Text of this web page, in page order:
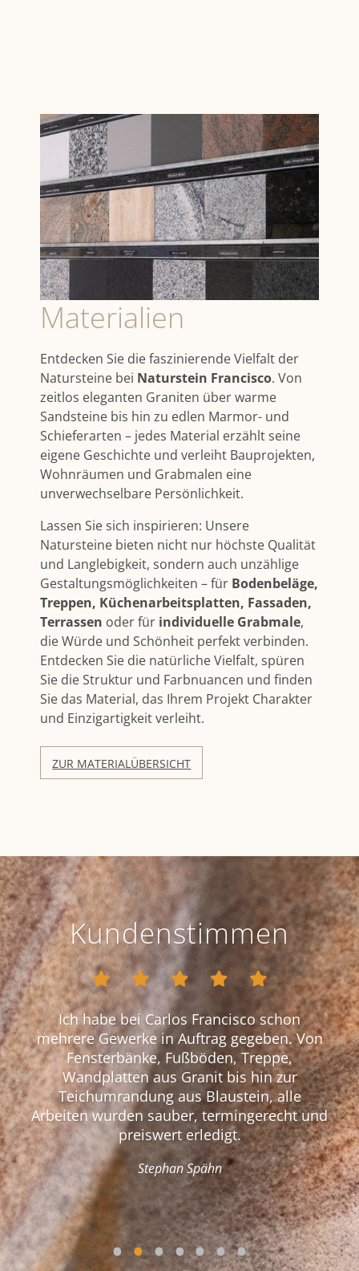
Materialien
Entdecken Sie die faszinierende Vielfalt der
Natursteine bei Naturstein Francisco. Von
zeitlos eleganten Graniten über warme
Sandsteine bis hin zu edlen Marmor- und
Schieferarten – jedes Material erzählt seine
eigene Geschichte und verleiht Bauprojekten,
Wohnräumen und Grabmalen eine
unverwechselbare Persönlichkeit.
Lassen Sie sich inspirieren: Unsere
Natursteine bieten nicht nur höchste Qualität
und Langlebigkeit, sondern auch unzählige
Gestaltungsmöglichkeiten – für Bodenbeläge,
Treppen, Küchenarbeitsplatten, Fassaden,
Terrassen oder für individuelle Grabmale,
die Würde und Schönheit perfekt verbinden.
Entdecken Sie die natürliche Vielfalt, spüren
Sie die Struktur und Farbnuancen und finden
Sie das Material, das Ihrem Projekt Charakter
und Einzigartigkeit verleiht.
ZUR MATERIALÜBERSICHT
Kundenstimmen
Ich habe bei Carlos Francisco schon
mehrere Gewerke in Auftrag gegeben. Von
Fensterbänke, Fußböden, Treppe,
Wandplatten aus Granit bis hin zur
Teichumrandung aus Blaustein, alle
Arbeiten wurden sauber, termingerecht und
preiswert erledigt.
Stephan Spähn
mit
in
bin
• • • • • • •